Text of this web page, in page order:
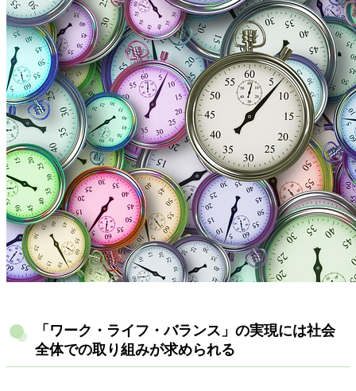
「ワーク・ライフ・バランス」の実現には社会
全体での取り組みが求められる